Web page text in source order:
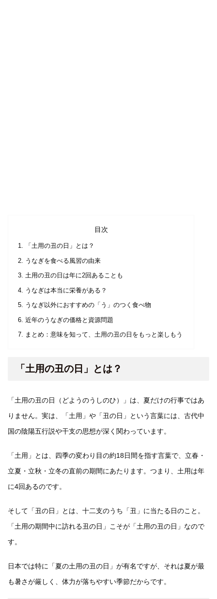
目次
「土用の丑の日」とは？
うなぎを食べる風習の由来
土用の丑の日は年に2回あることも
うなぎは本当に栄養がある？
うなぎ以外におすすめの「う」のつく食べ物
近年のうなぎの価格と資源問題
まとめ：意味を知って、土用の丑の日をもっと楽しもう
「土用の丑の日」とは？
「土用の丑の日（どようのうしのひ）」は、夏だけの行事ではあ
りません。実は、「土用」や「丑の日」という言葉には、古代中
国の陰陽五行説や干支の思想が深く関わっています。
「土用」とは、四季の変わり目の約18日間を指す言葉で、立春・
立夏・立秋・立冬の直前の期間にあたります。つまり、土用は年
に4回あるのです。
そして「丑の日」とは、十二支のうち「丑」に当たる日のこと。
「土用の期間中に訪れる丑の日」こそが「土用の丑の日」なので
す。
日本では特に「夏の土用の丑の日」が有名ですが、それは夏が最
も暑さが厳しく、体力が落ちやすい季節だからです。